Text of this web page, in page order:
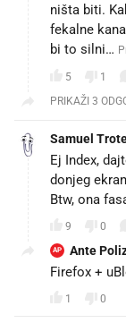
ništa biti.
fekalne
bi to silni…
5 1
PRIKAŽI 3
Samuel
Ej Index,
donjeg
Btw, ona
9 0
AP Ante
Firefox +
1 0